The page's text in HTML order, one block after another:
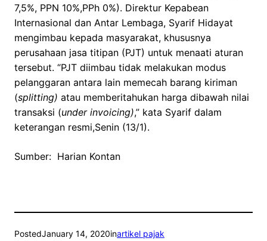
7,5%, PPN 10%,PPh 0%). Direktur Kepabean
Internasional dan Antar Lembaga, Syarif Hidayat
mengimbau kepada masyarakat, khususnya
perusahaan jasa titipan (PJT) untuk menaati aturan
tersebut. “PJT diimbau tidak melakukan modus
pelanggaran antara lain memecah barang kiriman
(splitting) atau memberitahukan harga dibawah nilai
transaksi (under invoicing),” kata Syarif dalam
keterangan resmi,Senin (13/1).
Sumber: Harian Kontan
PostedJanuary 14, 2020inartikel pajak